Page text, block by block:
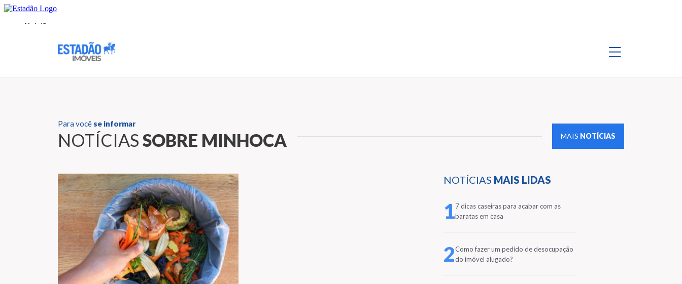
Para você se informar
NOTÍCIASSOBRE MINHOCA MAIS NOTÍCIAS
NOTÍCIAS MAIS LIDAS
17 dicas caseiras para acabar com as
baratas em casa
2Como fazer um pedido de desocupação
do imóvel alugado?